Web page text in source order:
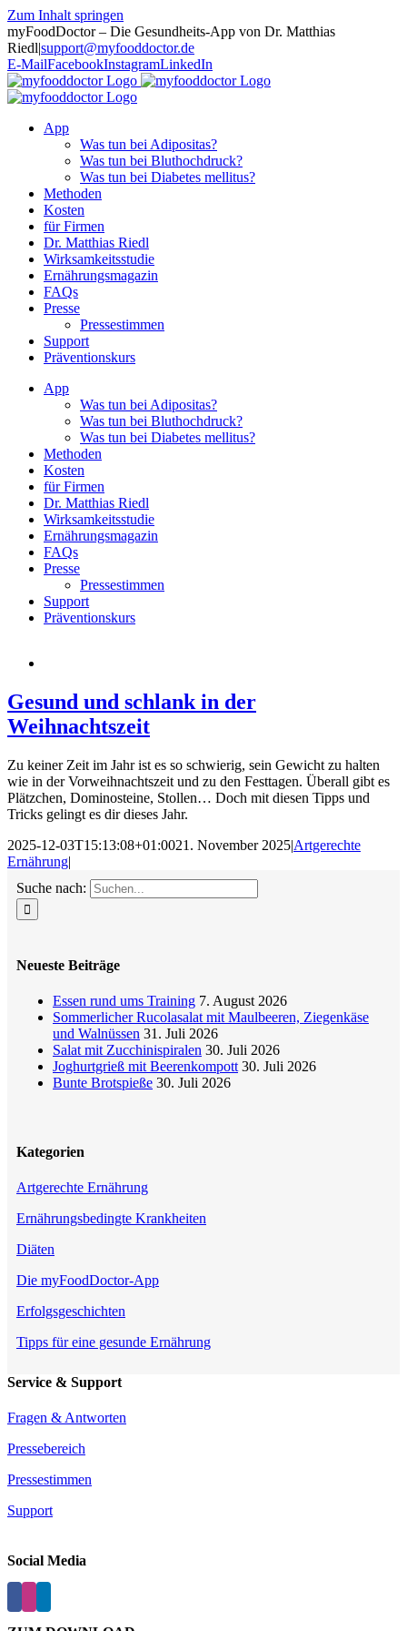
Zum Inhalt springen
myFoodDoctor – Die Gesundheits-App von Dr. Matthias
Riedl|support@myfooddoctor.de
E-MailFacebookInstagramLinkedIn
App
Was tun bei Adipositas?
Was tun bei Bluthochdruck?
Was tun bei Diabetes mellitus?
Methoden
Kosten
für Firmen
Dr. Matthias Riedl
Wirksamkeitsstudie
Ernährungsmagazin
FAQs
Presse
Pressestimmen
Support
Präventionskurs
App
Was tun bei Adipositas?
Was tun bei Bluthochdruck?
Was tun bei Diabetes mellitus?
Methoden
Kosten
für Firmen
Dr. Matthias Riedl
Wirksamkeitsstudie
Ernährungsmagazin
FAQs
Presse
Pressestimmen
Support
Präventionskurs
Gesund und schlank in der
Weihnachtszeit
Zu keiner Zeit im Jahr ist es so schwierig, sein Gewicht zu halten
wie in der Vorweihnachtszeit und zu den Festtagen. Überall gibt es
Plätzchen, Dominosteine, Stollen… Doch mit diesen Tipps und
Tricks gelingt es dir dieses Jahr.
2025-12-03T15:13:08+01:0021. November 2025|Artgerechte
Ernährung|
Suche nach:
Neueste Beiträge
Essen rund ums Training 7. August 2026
Sommerlicher Rucolasalat mit Maulbeeren, Ziegenkäse
und Walnüssen 31. Juli 2026
Salat mit Zucchinispiralen 30. Juli 2026
Joghurtgrieß mit Beerenkompott 30. Juli 2026
Bunte Brotspieße 30. Juli 2026
Kategorien
Artgerechte Ernährung
Ernährungsbedingte Krankheiten
Diäten
Die myFoodDoctor-App
Erfolgsgeschichten
Tipps für eine gesunde Ernährung
Service & Support
Fragen & Antworten
Pressebereich
Pressestimmen
Support
Social Media